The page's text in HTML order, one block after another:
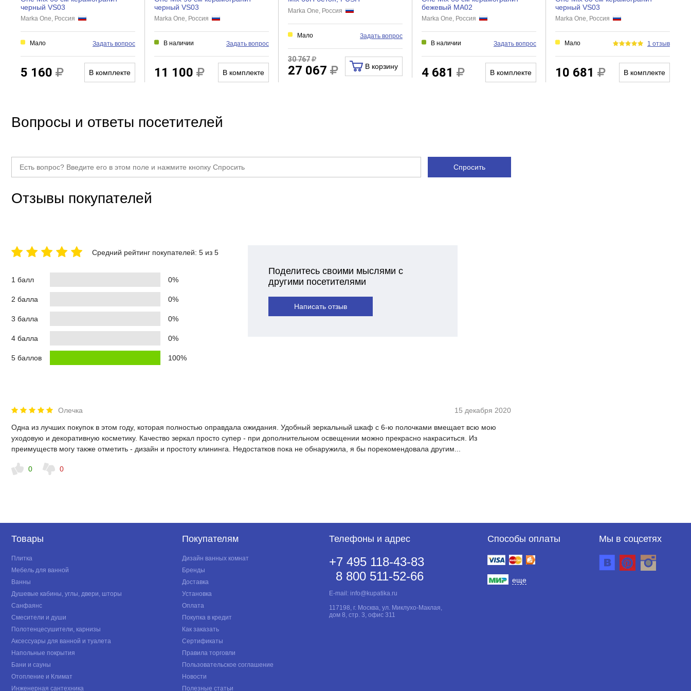
Светильник
Прочие
Тип товара Зеркало в ванную комнату
черный VS03
Marka One, Россия
Мало Задать вопрос
5 160 В комплекте
черный VS03
Marka One, Россия
В наличии Задать вопрос
11 100 В комплекте
Marka One, Россия
Мало Задать вопрос
30 767
27 067 В корзину
бежевый MA02
Marka One, Россия
В наличии Задать вопрос
4 681 В комплекте
черный VS03
Marka One, Россия
Мало 1 отзыв
10 681 В комплекте
Вопросы и ответы посетителей
Спросить
Отзывы покупателей
Средний рейтинг покупателей: 5 из 5
1 балл 0%
2 балла 0%
3 балла 0%
4 балла 0%
5 баллов 100%
Поделитесь своими мыслями с
другими посетителями
Написать отзыв
Олечка 15 декабря 2020
Одна из лучших покупок в этом году, которая полностью оправдала ожидания. Удобный зеркальный шкаф с 6-ю полочками вмещает всю мою
уходовую и декоративную косметику. Качество зеркал просто супер - при дополнительном освещении можно прекрасно накраситься. Из
преимуществ могу также отметить - дизайн и простоту клининга. Недостатков пока не обнаружила, я бы порекомендовала другим...
0 0
Товары
Плитка
Мебель для ванной
Ванны
Душевые кабины, углы, двери, шторы
Санфаянс
Смесители и души
Полотенцесушители, карнизы
Аксессуары для ванной и туалета
Напольные покрытия
Бани и сауны
Отопление и Климат
Инженерная сантехника
Покупателям
Дизайн ванных комнат
Бренды
Доставка
Установка
Оплата
Покупка в кредит
Как заказать
Сертификаты
Правила торговли
Пользовательское соглашение
Новости
Полезные статьи
Телефоны и адрес
+7 495 118-43-83
8 800 511-52-66
E-mail: info@kupatika.ru
117198, г. Москва, ул. Миклухо-Маклая,
дом 8, стр. 3, офис 311
Способы оплаты
еще
Мы в соцсетях